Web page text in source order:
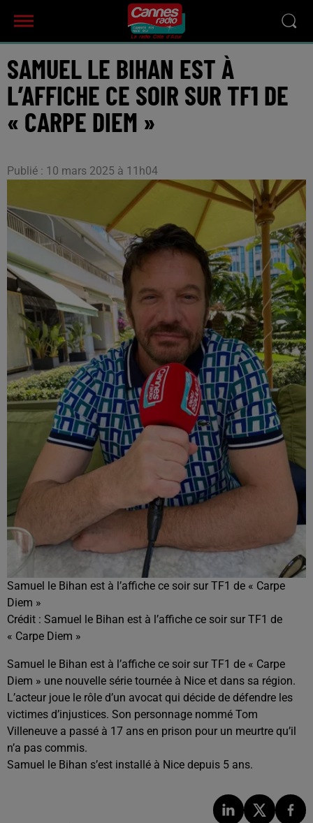
SAMUEL LE BIHAN EST À
L’AFFICHE CE SOIR SUR TF1 DE
« CARPE DIEM »
Publié : 10 mars 2025 à 11h04
Samuel le Bihan est à l’affiche ce soir sur TF1 de « Carpe
Diem »
Crédit : Samuel le Bihan est à l’affiche ce soir sur TF1 de
« Carpe Diem »
Samuel le Bihan est à l’affiche ce soir sur TF1 de « Carpe
Diem » une nouvelle série tournée à Nice et dans sa région.
L’acteur joue le rôle d’un avocat qui décide de défendre les
victimes d’injustices. Son personnage nommé Tom
Villeneuve a passé à 17 ans en prison pour un meurtre qu’il
n’a pas commis.
Samuel le Bihan s’est installé à Nice depuis 5 ans.